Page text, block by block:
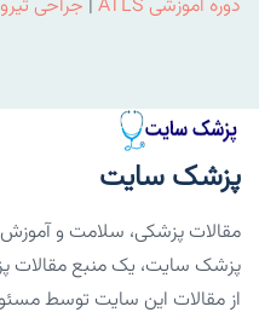
دوره آموزشی ATLS | جراحی
پزشک سایت
مقالات پزشکی، سلامت و آموزش
پزشک سایت، یک منبع
از مقالات این سایت توسط